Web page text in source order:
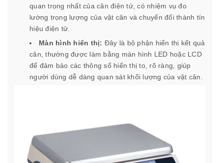
quan trọng nhất của cân điện tử, có nhiệm vụ đo
lường trọng lượng của vật cân và chuyển đổi thành tín
hiệu điện tử.
Màn hình hiển thị: Đây là bộ phận hiển thị kết quả
cân, thường được làm bằng màn hình LED hoặc LCD
để đảm bảo các thông số hiển thị to, rõ ràng, giúp
người dùng dễ dàng quan sát khối lượng của vật cân.